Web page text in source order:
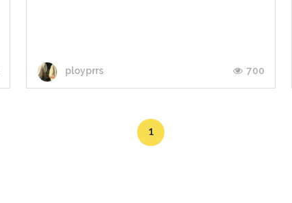
ployprrs 700
1